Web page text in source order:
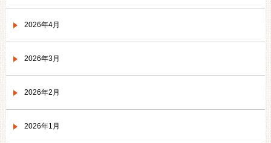
2026年4月
2026年3月
2026年2月
2026年1月